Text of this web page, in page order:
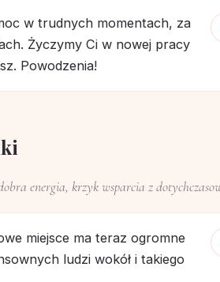
w trudnych momentach, za
Życzymy Ci w nowej pracy
Powodzenia!
energia, krzyk wsparcia z
miejsce ma teraz ogromne
ludzi wokół i takiego